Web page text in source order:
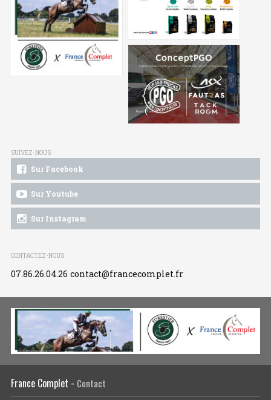
SUIVEZ-NOUS
Sur Facebook
Sur Youtube
Sur Instagram
CONTACTEZ-NOUS
07.86.26.04.26 contact@francecomplet.fr
France Complet - Contact